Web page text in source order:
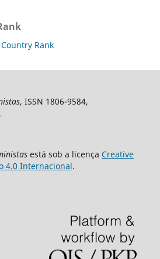
, ISSN 1806-9584,
está sob a licença Creative
4.0 Internacional.